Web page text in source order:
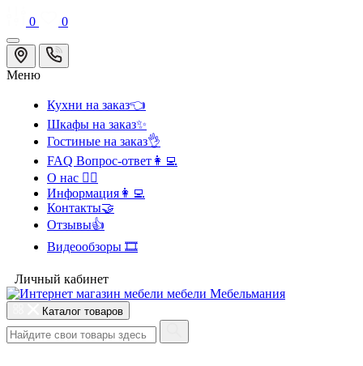
0 0
Меню
Кухни на заказ👈
Шкафы на заказ✨
Гостиные на заказ👌
FAQ Вопрос-ответ👩‍💻
О нас 🙋‍♂️
Информация👩‍💻
Контакты🤝
Отзывы👍
Видеообзоры 🎞️
Личный кабинет
Каталог товаров